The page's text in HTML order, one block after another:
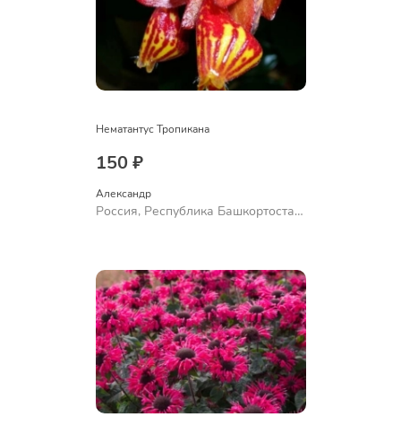
Нематантус Тропикана
150 ₽
Александр
Россия, Республика Башкортостан,